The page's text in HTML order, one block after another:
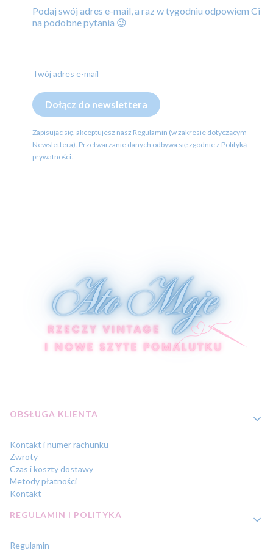
Podaj swój adres e-mail, a raz w tygodniu odpowiem Ci
na podobne pytania 😉
Twój adres e-mail
Dołącz do newslettera
Zapisując się, akceptujesz nasz Regulamin (w zakresie dotyczącym
Newslettera). Przetwarzanie danych odbywa się zgodnie z Polityką
prywatności.
Linki w stopce
OBSŁUGA KLIENTA
Kontakt i numer rachunku
Zwroty
Czas i koszty dostawy
Metody płatności
Kontakt
REGULAMIN I POLITYKA
Regulamin